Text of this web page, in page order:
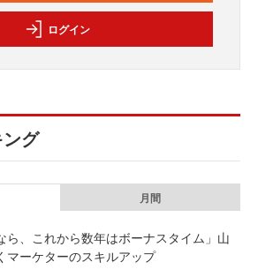
ログイン
グ
月間
ら、これから数年はボーナスタイム」山
マーケターのスキルアップ